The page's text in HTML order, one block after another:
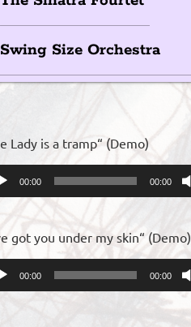
Swing Size Orchestra
Lady is a tramp“ (Demo)
00:00 00:00
got you under my skin“ (Demo)
00:00 00:00